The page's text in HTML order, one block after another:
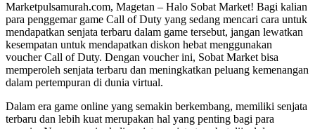
Marketpulsamurah.com, Magetan – Halo Sobat Market! Bagi kalian
para penggemar game Call of Duty yang sedang mencari cara untuk
mendapatkan senjata terbaru dalam game tersebut, jangan lewatkan
kesempatan untuk mendapatkan diskon hebat menggunakan
voucher Call of Duty. Dengan voucher ini, Sobat Market bisa
memperoleh senjata terbaru dan meningkatkan peluang kemenangan
dalam pertempuran di dunia virtual.
Dalam era game online yang semakin berkembang, memiliki senjata
terbaru dan lebih kuat merupakan hal yang penting bagi para